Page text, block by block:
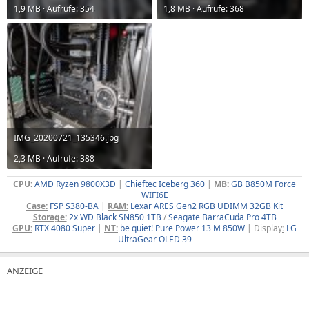
1,9 MB · Aufrufe: 354
1,8 MB · Aufrufe: 368
IMG_20200721_135346.jpg
2,3 MB · Aufrufe: 388
CPU:AMD Ryzen 9800X3D | Chieftec Iceberg 360 | MB:GB B850M Force
WIFI6E
Case: FSP S380-BA | RAM: Lexar ARES Gen2 RGB UDIMM 32GB Kit
Storage: 2x WD Black SN850 1TB/Seagate BarraCuda Pro 4TB
GPU: RTX 4080 Super | NT: be quiet! Pure Power 13 M 850W | Display: LG
UltraGear OLED 39